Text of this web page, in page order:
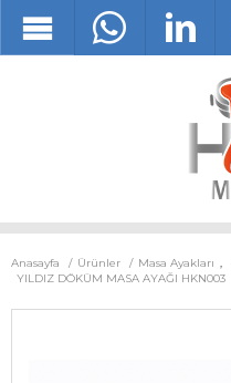
Anasayfa Ürünler Masa Ayakları ,
YILDIZ DÖKÜM MASA AYAĞI HKN003